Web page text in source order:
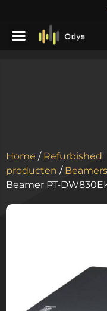
Home / Refurbished
producten / Beamers
Beamer PT-